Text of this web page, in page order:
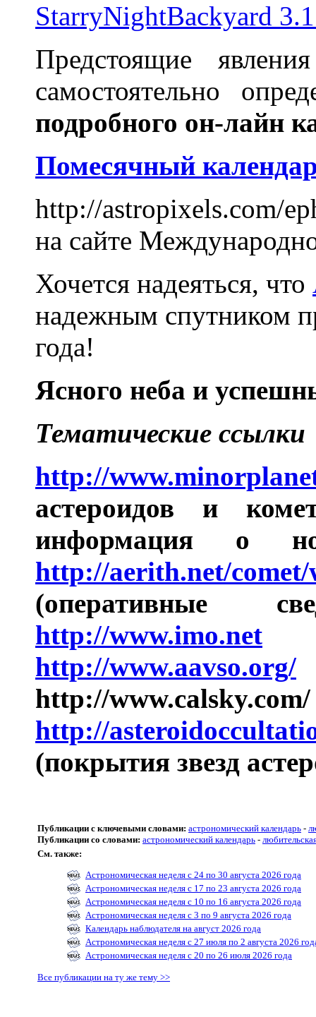
StarryNightBackyard
Предстоящие
самостоятельно
подробного он-лайн
Помесячный
http://astropixels.com/
на сайте
Хочется надеяться, что
надежным спутником
года!
Ясного неба и
Тематические ссылки
http://
астероидов и
информация о
http://aerith.net/
(оперативные
http://www.imo.net
http://www.aavso.org/
http://
http://
(покрытия звезд
Публикации с ключевыми словами: астрономический календарь -
Публикации со словами: астрономический календарь -
См. также:
Астрономическая неделя с 24 по 30 августа 2026 года
Астрономическая неделя с 17 по 23 августа 2026 года
Астрономическая неделя с 10 по 16 августа 2026 года
Астрономическая неделя с 3 по 9 августа 2026 года
Календарь наблюдателя на август 2026 года
Астрономическая неделя с 27 июля по 2 августа 2026
Астрономическая неделя с 20 по 26 июля 2026 года
Все публикации на ту же тему >>